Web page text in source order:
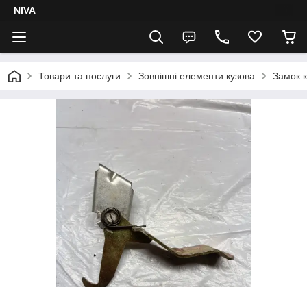
NIVA
Товари та послуги Зовнішні елементи кузова Замок